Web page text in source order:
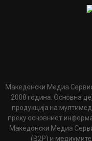
Македонски Медиа
2008 година. Основна
продукција на
преку основниот
Македонски Медиа
(B2P) и медиумите